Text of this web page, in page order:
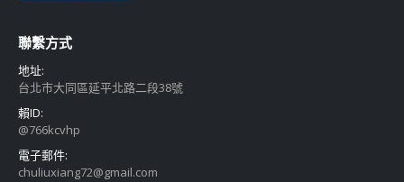
聯繫方式
地址:
台北市大同區延平北路二段38號
賴ID:
@766kcvhp
電子郵件:
chuliuxiang72@gmail.com